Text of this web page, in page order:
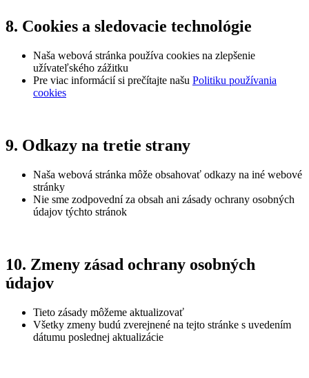
8. Cookies a sledovacie technológie
Naša webová stránka používa cookies na zlepšenie
užívateľského zážitku
Pre viac informácií si prečítajte našu Politiku používania
cookies
9. Odkazy na tretie strany
Naša webová stránka môže obsahovať odkazy na iné webové
stránky
Nie sme zodpovední za obsah ani zásady ochrany osobných
údajov týchto stránok
10. Zmeny zásad ochrany osobných
údajov
Tieto zásady môžeme aktualizovať
Všetky zmeny budú zverejnené na tejto stránke s uvedením
dátumu poslednej aktualizácie